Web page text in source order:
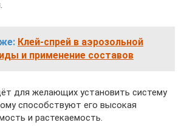
Клей-спрей в аэрозольной
и применение составов
для желающих установить систему
способствуют его высокая
и растекаемость.